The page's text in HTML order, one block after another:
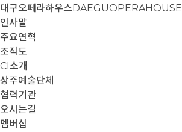
대구오페라하우스DAEGUOPERAHOUSE
인사말
주요연혁
조직도
CI소개
상주예술단체
협력기관
오시는길
멤버십